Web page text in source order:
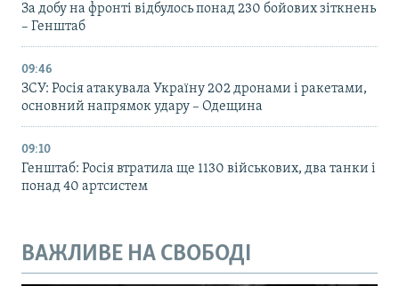
За добу на фронті відбулось понад 230 бойових зіткнень
– Генштаб
09:46
ЗСУ: Росія атакувала Україну 202 дронами і ракетами,
основний напрямок удару – Одещина
09:10
Генштаб: Росія втратила ще 1130 військових, два танки і
понад 40 артсистем
ВАЖЛИВЕ НА СВОБОДІ